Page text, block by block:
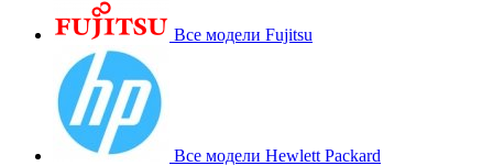
Все модели Fujitsu
Все модели Hewlett Packard